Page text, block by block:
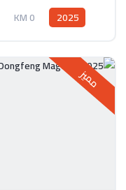
2025
0 KM
مميز